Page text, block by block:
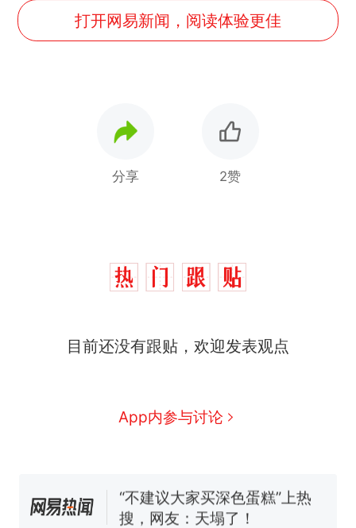
打开网易新闻，阅读体验更佳
分享 2赞
目前还没有跟贴，欢迎发表观点
App内参与讨论
因老师一句“跟我回家”改写了
眼了……
佛山一中学招聘物理教师，笔
试前13名均遭淘汰？教育局：
“不建议大家买深色蛋糕”上热
搜，网友：天塌了！